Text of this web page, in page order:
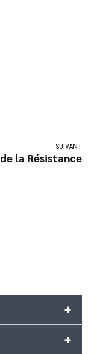
SUIVANT
la Résistance
+
+